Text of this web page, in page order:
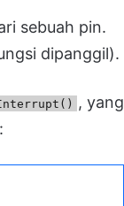
sebuah pin.
dipanggil).
, yang